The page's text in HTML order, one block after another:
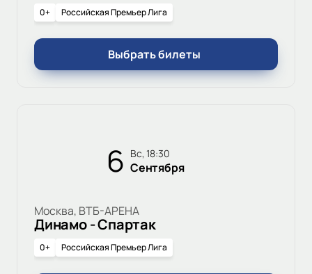
0+ Российская Премьер Лига
Выбрать билеты
6 вс, 18:30
Сентября
Москва, ВТБ-АРЕНА
Динамо - Спартак
0+ Российская Премьер Лига